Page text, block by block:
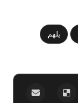
يلهم